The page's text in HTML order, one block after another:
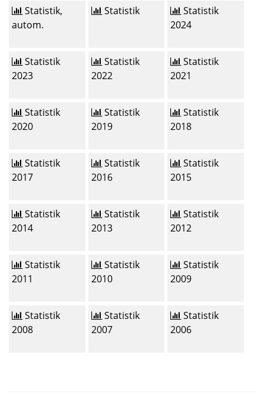
Statistik,
autom.
Statistik
Statistik
2024
Statistik
2023
Statistik
2022
Statistik
2021
Statistik
2020
Statistik
2019
Statistik
2018
Statistik
2017
Statistik
2016
Statistik
2015
Statistik
2014
Statistik
2013
Statistik
2012
Statistik
2011
Statistik
2010
Statistik
2009
Statistik
2008
Statistik
2007
Statistik
2006